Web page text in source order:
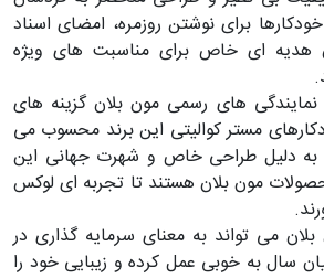
برای نوشتن روزمره، امضای اسناد
هدیه ای خاص برای مناسبت های ویژه
های رسمی مون بلان گزینه های
مستر کوالیتی این برند محسوب می
به دلیل طراحی خاص و شهرت جهانی این
مون بلان هستند تا تجربه ای لوکس
می تواند به معنای سرمایه گذاری در
سال به خوبی عمل کرده و زیبایی خود را